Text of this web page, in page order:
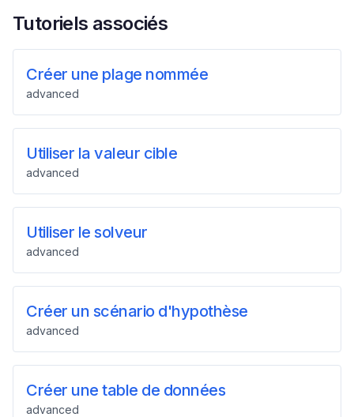
Tutoriels associés
Créer une plage nommée
advanced
Utiliser la valeur cible
advanced
Utiliser le solveur
advanced
Créer un scénario d'hypothèse
advanced
Créer une table de données
advanced